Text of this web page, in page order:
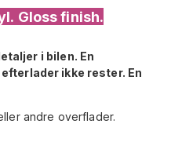
Gloss finish.
i bilen. En
ikke rester. En
andre overflader.